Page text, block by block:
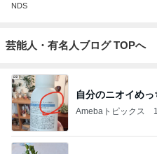
NDS
芸能人・有名人ブログ TOPへ
自分のニオイめっ
Amebaトピックス